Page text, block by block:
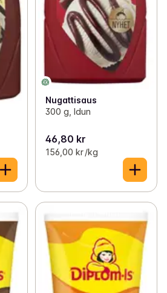
Nugattisaus
300 g, Idun
46,80 kr
156,00 kr /kg